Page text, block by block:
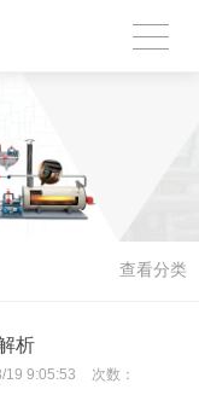
查看分类
析
19 9:05:53 次数：